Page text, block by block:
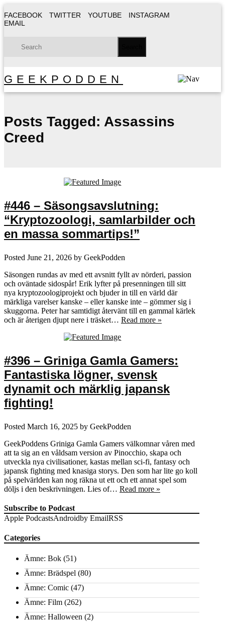
FACEBOOK TWITTER YOUTUBE
INSTAGRAM
EMAIL
GEEKPODDEN
Posts Tagged: Assassins
Creed
#446 – Säsongsavslutning:
“Kryptozoologi, samlarbilder och
en massa sommartips!”
Posted June 21, 2026 by GeekPodden
Säsongen rundas av med ett avsnitt fyllt av nörderi, passion
och oväntade sidospår! Erik lyfter på presenningen till sitt
nya kryptozoologiprojekt och bjuder in till en värld där
märkliga varelser kanske – eller kanske inte – gömmer sig i
skuggorna. Peter har samtidigt återvänt till en gammal kärlek
och är återigen djupt nere i träsket… Read more »
#396 – Griniga Gamla Gamers:
Fantastiska lögner, svensk
dynamit och märklig japansk
fighting!
Posted March 16, 2025 by GeekPodden
GeekPoddens Griniga Gamla Gamers välkomnar våren med
att ta sig an en våldsam version av Pinocchio, skapa och
utveckla nya civilisationer, kastas mellan sci-fi, fantasy och
japansk fighting med knasiga storys. Den som har lite go koll
på spelvärlden kan nog räkna ut ett och ett annat spel som
döljs i den beskrivningen. Lies of… Read more »
Subscribe to Podcast
Apple PodcastsAndroidby EmailRSS
Categories
Ämne: Bok (51)
Ämne: Brädspel (80)
Ämne: Comic (47)
Ämne: Film (262)
Ämne: Halloween (2)